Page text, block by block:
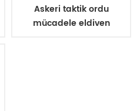
Askeri taktik ordu
mücadele eldiven